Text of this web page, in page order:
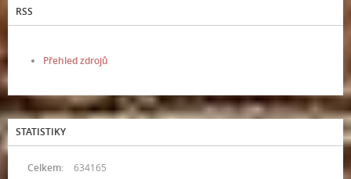
RSS
Přehled zdrojů
STATISTIKY
Celkem:
634165